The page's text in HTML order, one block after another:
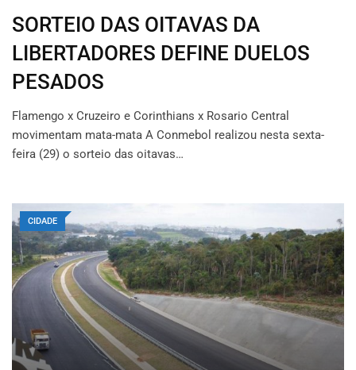
SORTEIO DAS OITAVAS DA
LIBERTADORES DEFINE DUELOS
PESADOS
Flamengo x Cruzeiro e Corinthians x Rosario Central
movimentam mata-mata A Conmebol realizou nesta sexta-
feira (29) o sorteio das oitavas…
CIDADE